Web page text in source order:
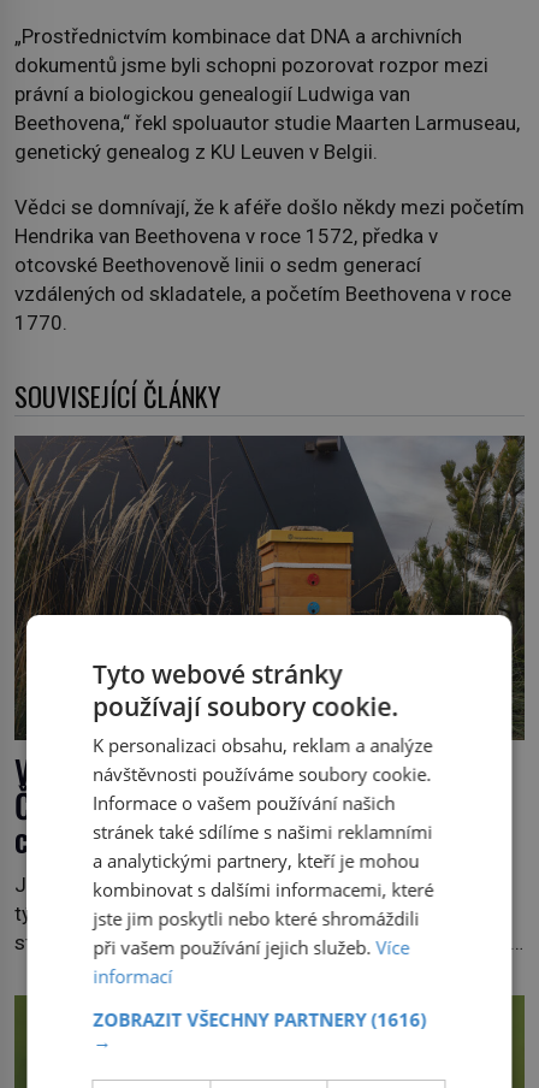
„Prostřednictvím kombinace dat DNA a archivních
dokumentů jsme byli schopni pozorovat rozpor mezi
právní a biologickou genealogií Ludwiga van
Beethovena,“ řekl spoluautor studie Maarten Larmuseau,
genetický genealog z KU Leuven v Belgii.
Vědci se domnívají, že k aféře došlo někdy mezi početím
Hendrika van Beethovena v roce 1572, předka v
otcovské Beethovenově linii o sedm generací
vzdálených od skladatele, a početím Beethovena v roce
1770.
SOUVISEJÍCÍ ČLÁNKY
Včela za celý život vyrobí lžičku medu.
Čím je pražský med ze střech tak
ceněný?
Její život je krátký. V létě trvá pouhých šest až osm
týdnů. Za tu dobu navštíví desetitisíce květů, nalétá
stovky kilometrů a vyrobí přibližně devět gramů medu –
zhruba jednu čajovou lžičku. Sama o sobě se může zdát
bezvýznamná. Teprve když se spojí s dalšími desítkami
tisíc příslušnic svého včelstva, vznikne jeden z
Tyto webové stránky
používají soubory cookie.
K personalizaci obsahu, reklam a analýze
návštěvnosti používáme soubory cookie.
Informace o vašem používání našich
stránek také sdílíme s našimi reklamními
a analytickými partnery, kteří je mohou
kombinovat s dalšími informacemi, které
jste jim poskytli nebo které shromáždili
při vašem používání jejich služeb.Více
informací
ZOBRAZIT VŠECHNY PARTNERY(1616)
→